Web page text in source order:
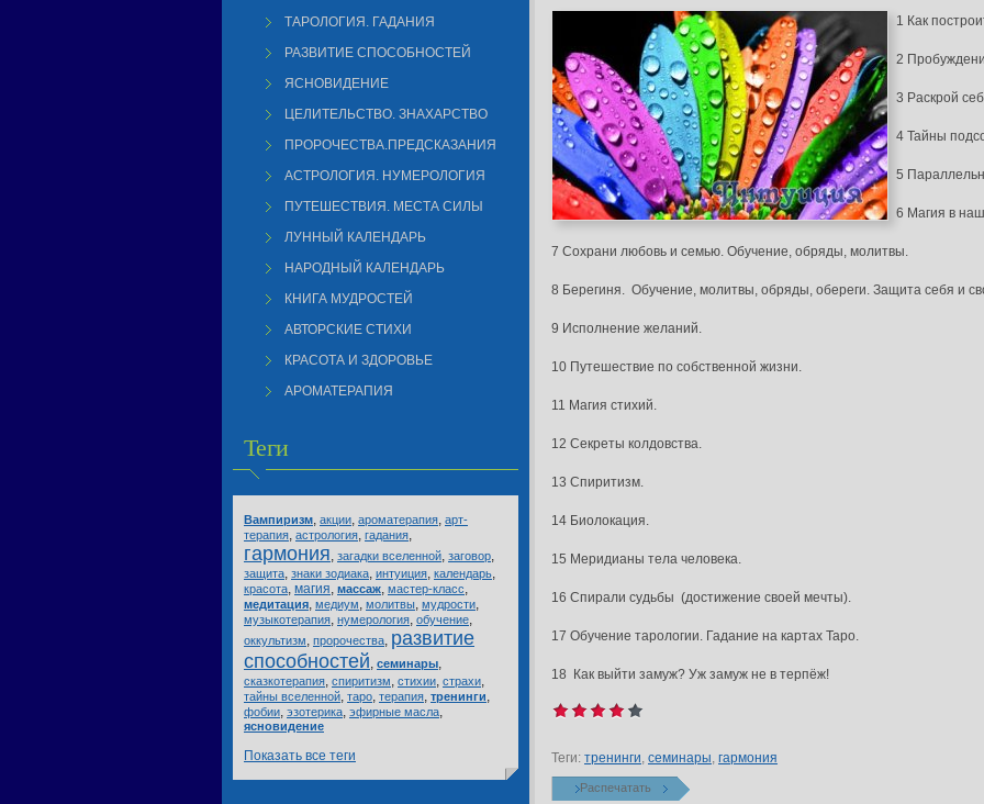
ТАРОЛОГИЯ. ГАДАНИЯ
РАЗВИТИЕ СПОСОБНОСТЕЙ
ЯСНОВИДЕНИЕ
ЦЕЛИТЕЛЬСТВО. ЗНАХАРСТВО
ПРОРОЧЕСТВА.ПРЕДСКАЗАНИЯ
АСТРОЛОГИЯ. НУМЕРОЛОГИЯ
ПУТЕШЕСТВИЯ. МЕСТА СИЛЫ
ЛУННЫЙ КАЛЕНДАРЬ
НАРОДНЫЙ КАЛЕНДАРЬ
КНИГА МУДРОСТЕЙ
АВТОРСКИЕ СТИХИ
КРАСОТА И ЗДОРОВЬЕ
АРОМАТЕРАПИЯ
Теги
Вампиризм, акции, ароматерапия, арт-
терапия, астрология, гадания,
гармония, загадки вселенной, заговор,
защита, знаки зодиака, интуиция, календарь,
красота, магия, массаж, мастер-класс,
медитация, медиум, молитвы, мудрости,
музыкотерапия, нумерология, обучение,
оккультизм, пророчества, развитие
способностей, семинары,
сказкотерапия, спиритизм, стихии, страхи,
тайны вселенной, таро, терапия, тренинги,
фобии, эзотерика, эфирные масла,
ясновидение
Показать все теги
1 Как
2
3 Раскрой
4 Тайны
5
6 Магия в
7 Сохрани любовь и семью. Обучение, обряды, молитвы.
8 Берегиня. Обучение, молитвы, обряды, обереги. Защита себя и
9 Исполнение желаний.
10 Путешествие по собственной жизни.
11 Магия стихий.
12 Секреты колдовства.
13 Спиритизм.
14 Биолокация.
15 Меридианы тела человека.
16 Спирали судьбы (достижение своей мечты).
17 Обучение тарологии. Гадание на картах Таро.
18 Как выйти замуж? Уж замуж не в терпёж!
Теги: тренинги, семинары, гармония
Распечатать